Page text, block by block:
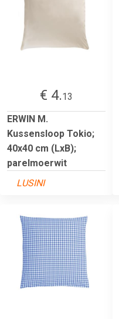
€ 4.13
ERWIN M.
Kussensloop Tokio;
40x40 cm (LxB);
parelmoerwit
LUSINI